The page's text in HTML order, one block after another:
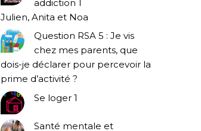
addiction 1
Julien, Anita et Noa
Question RSA 5 : Je vis
chez mes parents, que
dois-je déclarer pour percevoir la
prime d’activité ?
Se loger 1
Santé mentale et